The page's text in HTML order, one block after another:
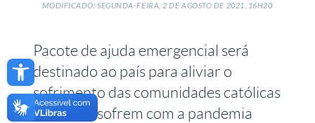
Open toolbar
MODIFICADO: SEGUNDA-FEIRA, 2 DEAGOSTO DE 2021, 16H20
Pacote de ajuda emergencial será
destinado ao país para aliviar o
sofrimento das comunidades católicas
e dos que sofrem com a pandemia